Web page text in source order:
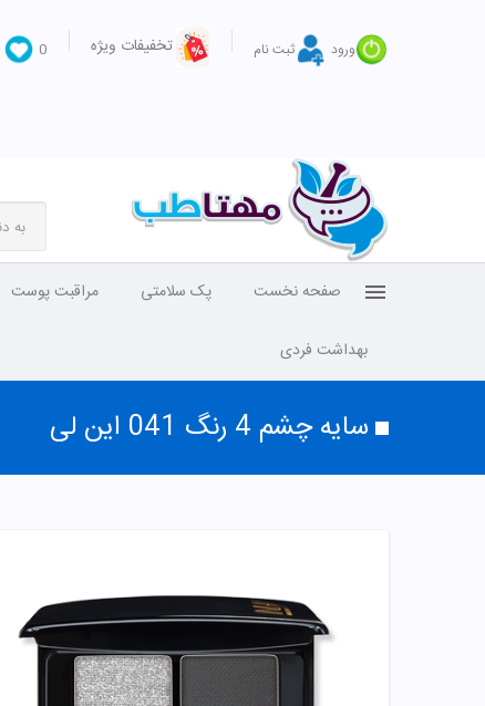
ورود ثبت نام تخفیفات ویژه 0
صفحه نخست پک سلامتی مراقبت پوست
بهداشت فردی
سایه چشم 4 رنگ 041 این لی